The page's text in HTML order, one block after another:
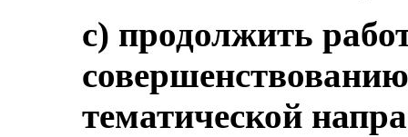
c) продолжить
тематической